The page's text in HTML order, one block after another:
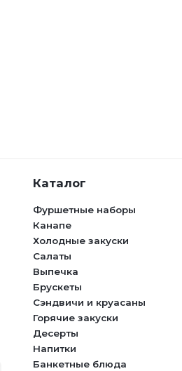
Каталог
Фуршетные наборы
Канапе
Холодные закуски
Салаты
Выпечка
Брускеты
Сэндвичи и круасаны
Горячие закуски
Десерты
Напитки
Банкетные блюда